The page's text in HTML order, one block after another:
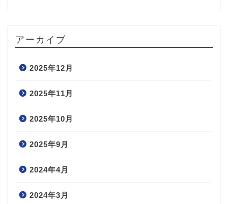
アーカイブ
2025年12月
2025年11月
2025年10月
2025年9月
2024年4月
2024年3月